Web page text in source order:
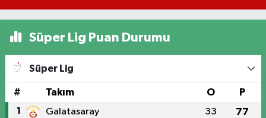
Süper Lig Puan Durumu
Süper Lig
# Takım O P
1 Galatasaray 33 77